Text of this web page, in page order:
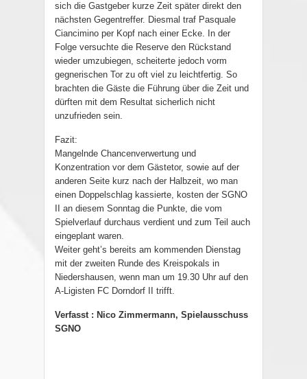
sich die Gastgeber kurze Zeit später direkt den
nächsten Gegentreffer. Diesmal traf Pasquale
Ciancimino per Kopf nach einer Ecke. In der
Folge versuchte die Reserve den Rückstand
wieder umzubiegen, scheiterte jedoch vorm
gegnerischen Tor zu oft viel zu leichtfertig. So
brachten die Gäste die Führung über die Zeit und
dürften mit dem Resultat sicherlich nicht
unzufrieden sein.
Fazit:
Mangelnde Chancenverwertung und
Konzentration vor dem Gästetor, sowie auf der
anderen Seite kurz nach der Halbzeit, wo man
einen Doppelschlag kassierte, kosten der SGNO
II an diesem Sonntag die Punkte, die vom
Spielverlauf durchaus verdient und zum Teil auch
eingeplant waren.
Weiter geht’s bereits am kommenden Dienstag
mit der zweiten Runde des Kreispokals in
Niedershausen, wenn man um 19.30 Uhr auf den
A-Ligisten FC Dorndorf II trifft.
Verfasst : Nico Zimmermann, Spielausschuss
SGNO